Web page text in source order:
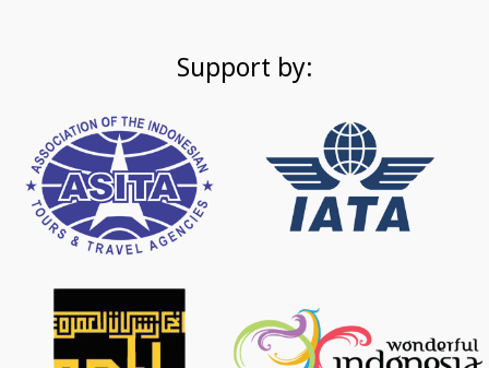
Support by: